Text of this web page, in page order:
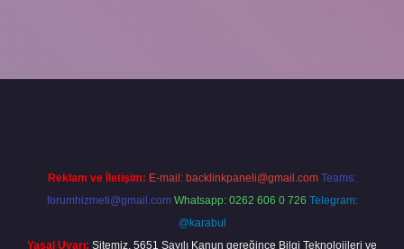
Reklam ve İletişim: E-mail: backlinkpaneli@gmail.com Teams:
forumhizmeti@gmail.com Whatsapp: 0262 606 0 726 Telegram:
@karabul
Yasal Uyarı: Sitemiz, 5651 Sayılı Kanun gereğince Bilgi Teknolojileri ve